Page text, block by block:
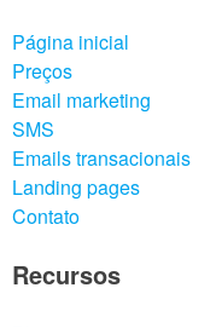
Página inicial
Preços
Email marketing
SMS
Emails transacionais
Landing pages
Contato
Recursos